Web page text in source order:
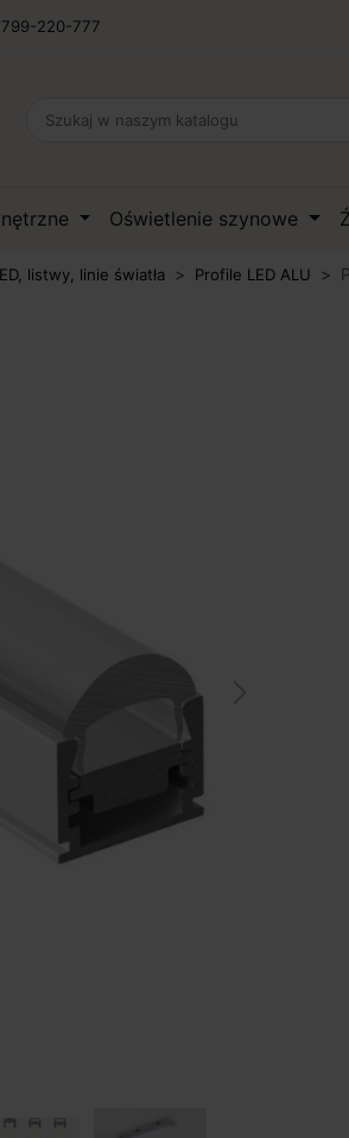
220-777
Oświetlenie szynowe
listwy, linie światła Profile LED ALU